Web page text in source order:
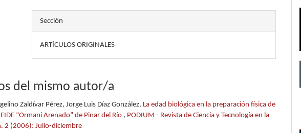
Sección
ARTÍCULOS ORIGINALES
del mismo autor/a
Zaldívar Pérez, Jorge Luis Díaz González, La edad biológica en la preparación física de
“Ormani Arenado” de Pinar del Río , PODIUM - Revista de Ciencia y Tecnología en la
2 (2006): Julio-diciembre